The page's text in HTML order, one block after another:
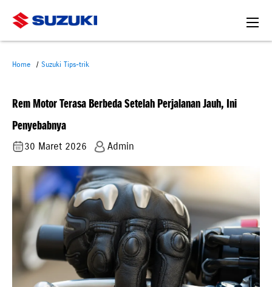
Home Suzuki Tips-trik
Rem Motor Terasa Berbeda Setelah Perjalanan Jauh, Ini
Penyebabnya
30 Maret 2026 Admin